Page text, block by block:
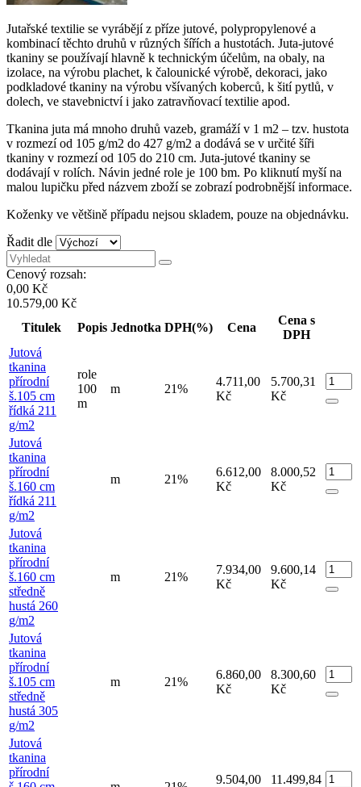
Jutařské textilie se vyrábějí z příze jutové, polypropylenové a
kombinací těchto druhů v různých šířích a hustotách. Juta-jutové
tkaniny se používají hlavně k technickým účelům, na obaly, na
izolace, na výrobu plachet, k čalounické výrobě, dekoraci, jako
podkladové tkaniny na výrobu všívaných koberců, k šití pytlů, v
dolech, ve stavebnictví i jako zatravňovací textilie apod.
Tkanina juta má mnoho druhů vazeb, gramáží v 1 m2 – tzv. hustota
v rozmezí od 105 g/m2 do 427 g/m2 a dodává se v určité šíři
tkaniny v rozmezí od 105 do 210 cm. Juta-jutové tkaniny se
dodávají v rolích. Návin jedné role je 100 bm. Po kliknutí myší na
malou lupičku před názvem zboží se zobrazí podrobnější informace.
Koženky ve většině případu nejsou skladem, pouze na objednávku.
Řadit dle
Cenový rozsah:
0,00 Kč
10.579,00 Kč
Titulek
Popis Jednotka DPH(%) Cena
Cena s
DPH
Jutová
tkanina
přírodní
š.105 cm
řídká 211
g/m2
role
100
m
m 21%
4.711,00
Kč
5.700,31
Kč
Jutová
tkanina
přírodní
š.160 cm
řídká 211
g/m2
m 21%
6.612,00
Kč
8.000,52
Kč
Jutová
tkanina
přírodní
š.160 cm
středně
hustá 260
g/m2
m 21%
7.934,00
Kč
9.600,14
Kč
Jutová
tkanina
přírodní
š.105 cm
středně
hustá 305
g/m2
m 21%
6.860,00
Kč
8.300,60
Kč
Jutová
tkanina
přírodní
9.504,00
11.499,84